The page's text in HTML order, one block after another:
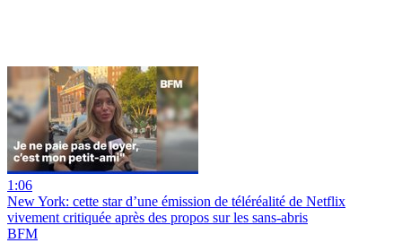
1:06
New York: cette star d’une émission de téléréalité de Netflix
vivement critiquée après des propos sur les sans-abris
BFM